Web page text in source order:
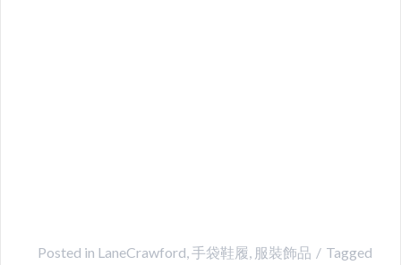
Posted in LaneCrawford,手袋鞋履, 服裝飾品
Tagged